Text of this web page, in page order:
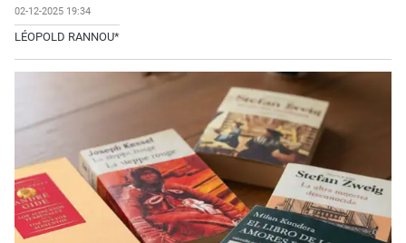
02-12-2025 19:34
LÉOPOLD RANNOU*